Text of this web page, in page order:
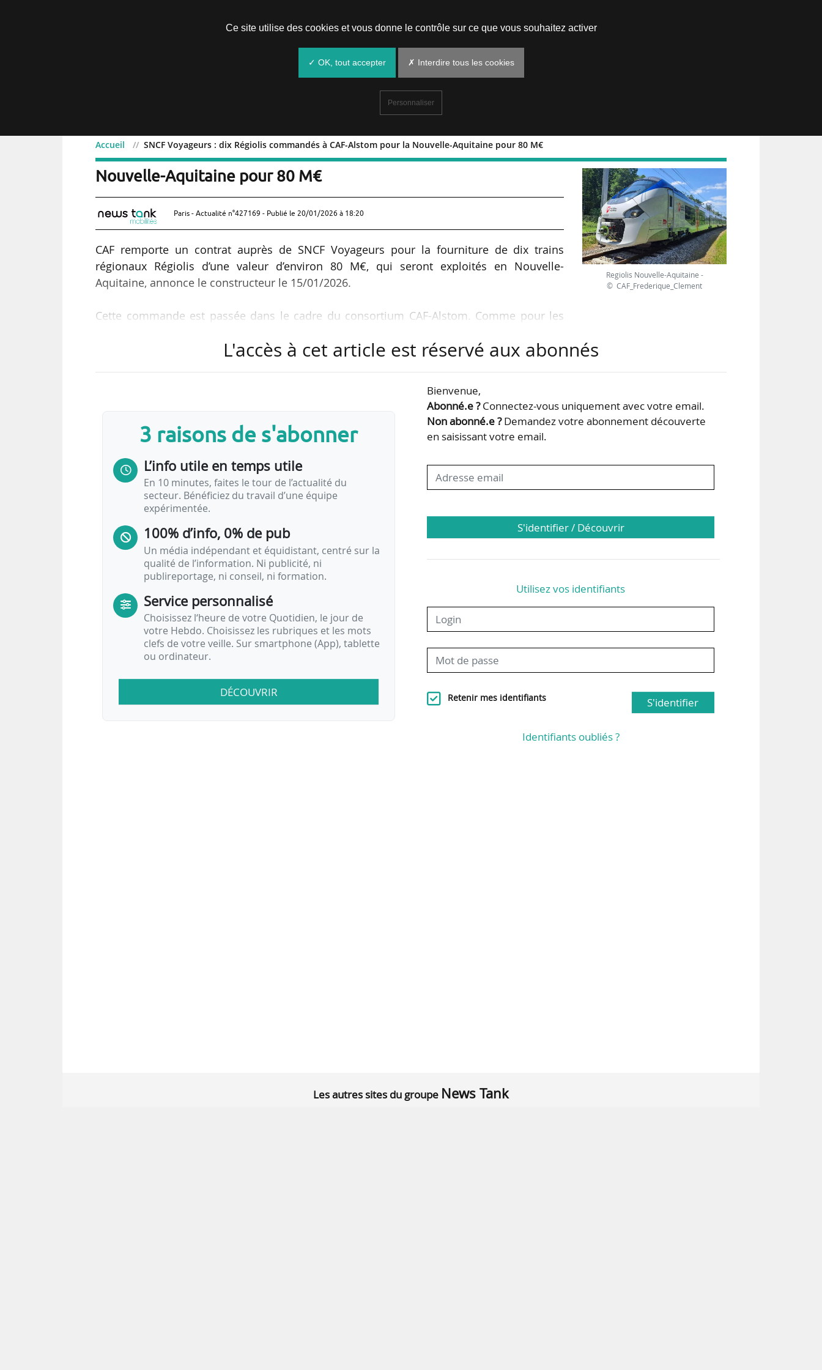
Accueil SNCF Voyageurs : dix Régiolis commandés à CAF-Alstom pour la Nouvelle-Aquitaine pour 80 M€
SNCF Voyageurs : dix Régiolis commandés à CAF-Alstom pour la
Nouvelle-Aquitaine pour 80 M€
Paris - Actualité n°427169 - Publié le 20/01/2026 à 18:20
CAF remporte un contrat auprès de SNCF Voyageurs pour la fourniture de dix trains
régionaux Régiolis d’une valeur d’environ 80 M€, qui seront exploités en Nouvelle-
Aquitaine, annonce le constructeur le 15/01/2026.
Cette commande est passée dans le cadre du consortium CAF-Alstom. Comme pour les
l’assemblage des trains dans son usine de Reichshoffen (Bas-Rhin), tandis qu’Alstom
Ces dix trains viendront compléter la flotte existante de 54 trains Régiolis actuellement en
service sur le réseau ferroviaire régional. Il s’agit de trains bimode (électriques et diesel) à
quatre voitures d’une capacité de 208 passagers.
Avec ces dix nouvelles unités, le total des…
Regiolis Nouvelle-Aquitaine -
© CAF_Frederique_Clement
L'accès à cet article est réservé aux abonnés
3 raisons de s'abonner
L’info utile en temps utile
En 10 minutes, faites le tour de l’actualité du
secteur. Bénéficiez du travail d’une équipe
expérimentée.
100% d’info, 0% de pub
Un média indépendant et équidistant, centré sur la
qualité de l’information. Ni publicité, ni
publireportage, ni conseil, ni formation.
Service personnalisé
Choisissez l‘heure de votre Quotidien, le jour de
votre Hebdo. Choisissez les rubriques et les mots
clefs de votre veille. Sur smartphone (App), tablette
ou ordinateur.
DÉCOUVRIR
Bienvenue,
Abonné.e ?Connectez-vous uniquement avec votre email.
Non abonné.e ?Demandez votre abonnement découverte
en saisissant votre email.
S'identifier / Découvrir
Utilisez vos identifiants
Retenir mes identifiants S'identifier
Identifiants oubliés ?
Les autres sites du groupe News Tank
Ce site utilise des cookies et vous donne le contrôle sur ce que vous souhaitez activer
✓ OK, tout accepter ✗ Interdire tous les cookies
Personnaliser